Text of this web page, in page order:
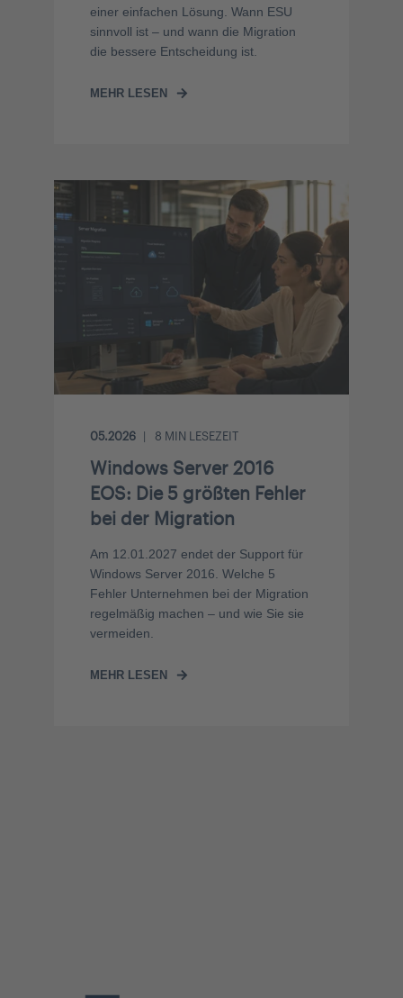
einer einfachen Lösung. Wann ESU
sinnvoll ist – und wann die Migration
die bessere Entscheidung ist.
MEHR LESEN
05.2026 8 MIN LESEZEIT
Windows Server 2016
EOS: Die 5 größten Fehler
bei der Migration
Am 12.01.2027 endet der Support für
Windows Server 2016. Welche 5
Fehler Unternehmen bei der Migration
regelmäßig machen – und wie Sie sie
vermeiden.
MEHR LESEN